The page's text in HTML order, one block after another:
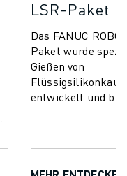
LSR-Paket
Das FANUC
Paket wurde
Gießen von
entwickelt und